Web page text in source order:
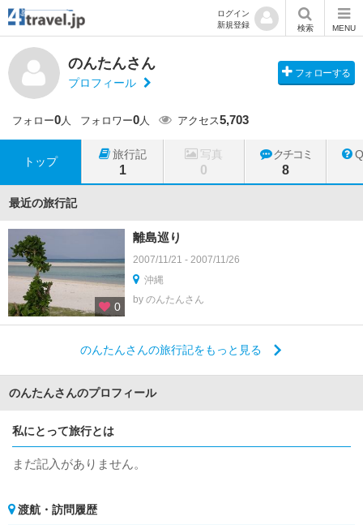
ログイン
新規登録
検索 MENU
のんたんさん
プロフィール
フォローする
フォロー0人 フォロワー0人 アクセス5,703
トップ
旅行記
1
写真
0
クチコミ
8
最近の旅行記
0
離島巡り
2007/11/21 - 2007/11/26
沖縄
by のんたんさん
のんたんさんの旅行記をもっと見る
のんたんさんのプロフィール
私にとって旅行とは
まだ記入がありません。
渡航・訪問履歴